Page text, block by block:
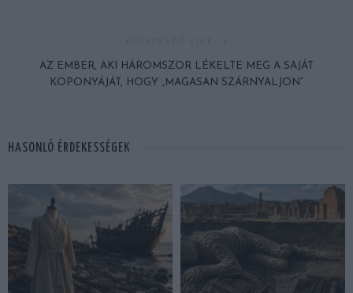
AZ EMBER, AKI HÁROMSZOR LÉKELTE MEG A SAJÁT
KOPONYÁJÁT, HOGY „MAGASAN SZÁRNYALJON”
HASONLÓ ÉRDEKESSÉGEK